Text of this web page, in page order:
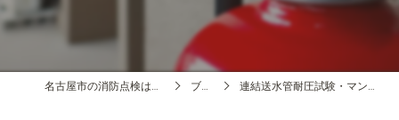
名古屋市の消防点検は有限会社創功 ブログ 連結送水管耐圧試験・マンション消防点検